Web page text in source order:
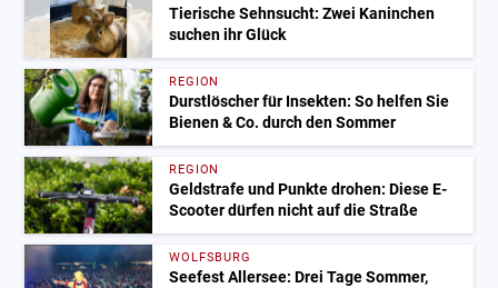
Tierische Sehnsucht: Zwei Kaninchen
suchen ihr Glück
REGION
Durstlöscher für Insekten: So helfen Sie
Bienen & Co. durch den Sommer
REGION
Geldstrafe und Punkte drohen: Diese E-
Scooter dürfen nicht auf die Straße
WOLFSBURG
Seefest Allersee: Drei Tage Sommer,